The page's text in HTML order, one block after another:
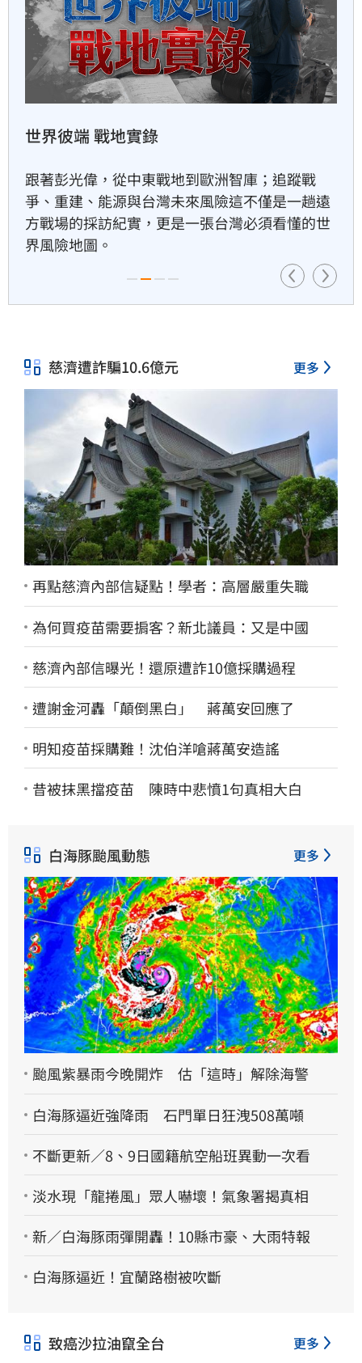
桃猿二軍單場僅3投　副領隊曝
下週可緩解
1小時前
獅子座新月伴日蝕！12星座一
1小時前
1小時前
的實兵操演，亮點包括去年成軍的M1A2T戰車首
度投入驗證，以及針對淡江大橋進行首次阻絕演
練，防範敵軍直衝台北中樞。此外，無人機蜂群
攻防亦是演練核心。
慈濟遭詐騙10.6億元 更多
再點慈濟內部信疑點！學者：高層嚴重失職
為何買疫苗需要掮客？新北議員：又是中國
慈濟內部信曝光！還原遭詐10億採購過程
遭謝金河轟「顛倒黑白」 蔣萬安回應了
明知疫苗採購難！沈伯洋嗆蔣萬安造謠
昔被抹黑擋疫苗 陳時中悲憤1句真相大白
白海豚颱風動態 更多
颱風紫暴雨今晚開炸 估「這時」解除海警
白海豚逼近強降雨 石門單日狂洩508萬噸
不斷更新／8、9日國籍航空船班異動一次看
淡水現「龍捲風」眾人嚇壞！氣象署揭真相
新／白海豚雨彈開轟！10縣市豪、大雨特報
白海豚逼近！宜蘭路樹被吹斷
致癌沙拉油竄全台 更多